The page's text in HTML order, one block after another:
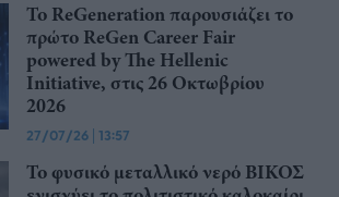
Το ReGeneration παρουσιάζει το
πρώτο ReGen Career Fair
powered by The Hellenic
Initiative, στις 26 Οκτωβρίου
2026
27/07/26 | 13:57
Το φυσικό μεταλλικό νερό ΒΙΚΟΣ